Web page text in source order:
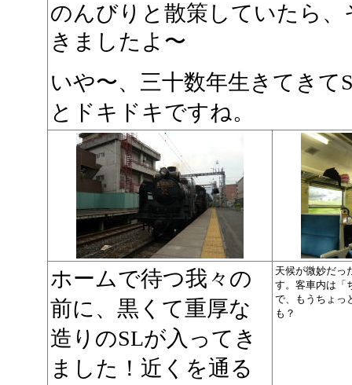
のんびりと散策していたら
きましたよ〜
いや〜、三十数年生きてき
とドキドキですね。
ホームで待つ我々の
前に、黒くて重厚な
造りのSLが入ってき
ました！近くを通る
天候が微妙だっ
す。客車内は「
で、もうちょっ
も？